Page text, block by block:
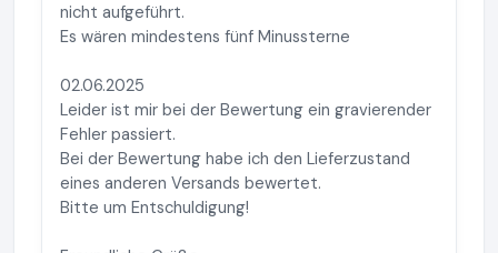
nicht aufgeführt.
Es wären mindestens fünf Minussterne
02.06.2025
Leider ist mir bei der Bewertung ein gravierender
Fehler passiert.
Bei der Bewertung habe ich den Lieferzustand
eines anderen Versands bewertet.
Bitte um Entschuldigung!